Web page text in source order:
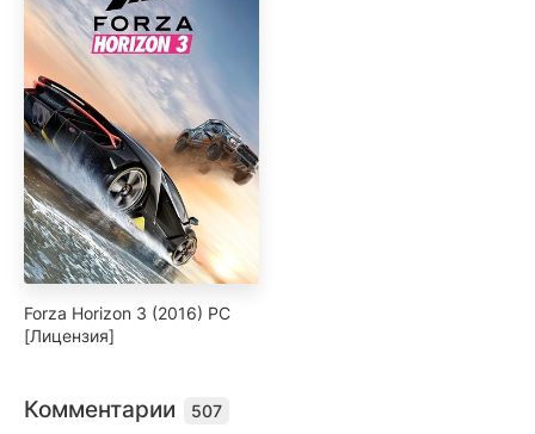
Forza Horizon 3 (2016) PC
[Лицензия]
Комментарии 507